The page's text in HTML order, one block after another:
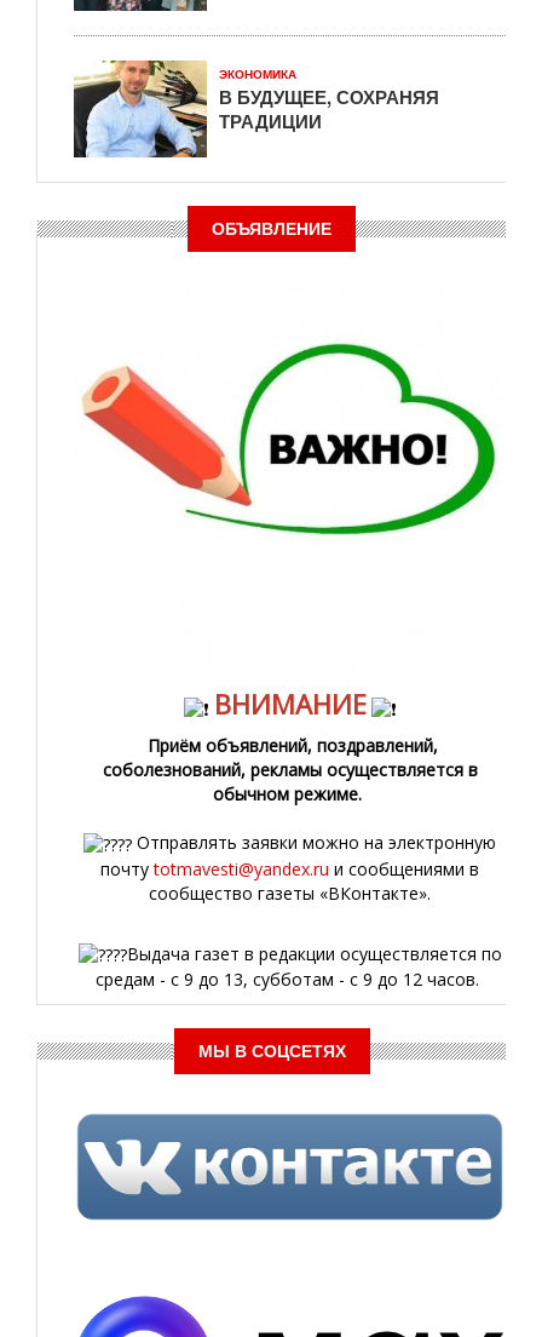
ЭКОНОМИКА
В БУДУЩЕЕ, СОХРАНЯЯ
ТРАДИЦИИ
ОБЪЯВЛЕНИЕ
ВНИМАНИЕ
Приём объявлений, поздравлений,
соболезнований, рекламы осуществляется в
обычном режиме.
Отправлять заявки можно на электронную
почтуtotmavesti@yandex.ru и сообщениями в
сообщество газеты «ВКонтакте».
Выдача газет в редакции осуществляется по
средам - с 9 до 13, субботам - с 9 до 12 часов.
МЫ В СОЦСЕТЯХ